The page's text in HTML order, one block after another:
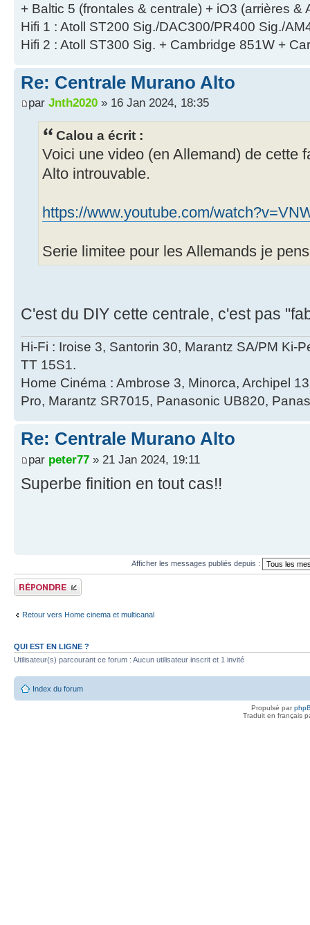
+ Baltic 5 (frontales & centrale) + iO3 (arrières &
Hifi 1 : Atoll ST200 Sig./DAC300/PR400 Sig./
Hifi 2 : Atoll ST300 Sig. + Cambridge 851W +
Re: Centrale Murano Alto
par Jnth2020 » 16 Jan 2024, 18:35
Calou a écrit :
Voici une video (en Allemand) de cette
Alto introuvable.
https://www.youtube.com/
Serie limitee pour les Allemands je
C'est du DIY cette centrale, c'est pas
Hi-Fi : Iroise 3, Santorin 30, Marantz SA/PM Ki-
TT 15S1.
Home Cinéma : Ambrose 3, Minorca, Archipel
Pro, Marantz SR7015, Panasonic UB820,
Re: Centrale Murano Alto
par peter77 » 21 Jan 2024, 19:11
Superbe finition en tout cas!!
Afficher les messages publiés depuis :
Publier une réponse
Retour vers Home cinema et multicanal
QUI EST EN LIGNE ?
Utilisateur(s) parcourant ce forum : Aucun utilisateur inscrit et 1 invité
Index du forum
Propulsé par
Traduit en français